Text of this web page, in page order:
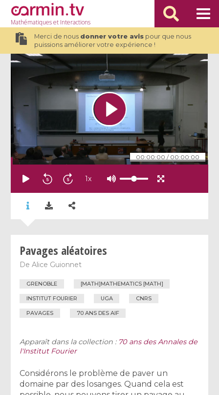
Mathématiqueset Interactions
Merci de nous donner votre avispour que nous
puissions améliorer votre expérience !
00:00:00 / 00:00:00
1x
Pavages aléatoires
DeAlice Guionnet
GRENOBLE [MATH]MATHEMATICS [MATH]
INSTITUT FOURIER UGA CNRS
PAVAGES 70 ANS DES AIF
Apparaît dans la collection : 70 ans des Annales de
l'Institut Fourier
Considérons le problème de paver un
domaine par des losanges. Quand cela est